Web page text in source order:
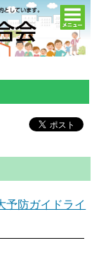
予防ガイドライ